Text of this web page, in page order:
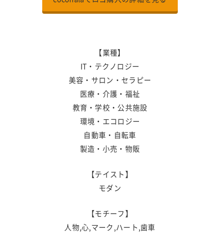
【業種】
IT・テクノロジー
美容・サロン・セラピー
医療・介護・福祉
教育・学校・公共施設
環境・エコロジー
自動車・自転車
製造・小売・物販
【テイスト】
モダン
【モチーフ】
人物,心,マーク,ハート,歯車